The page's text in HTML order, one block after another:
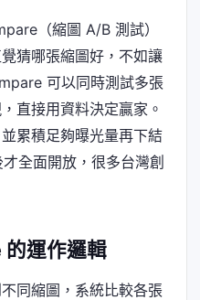
（縮圖 A/B 測試）
猜哪張縮圖好，不如讓
可以同時測試多張
直接用資料決定贏家。
累積足夠曝光量再下結
全面開放，很多台灣創
運作邏輯
同縮圖，系統比較各張